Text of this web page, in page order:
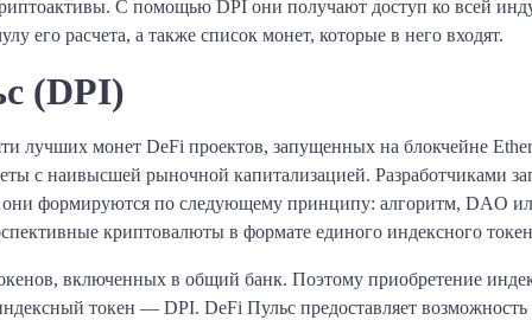
С помощью DPI они получают доступ ко всей
его расчета, а также список монет, которые в него входят.
(DPI)
лучших монет DeFi проектов, запущенных на блокчейне
с наивысшей рыночной капитализацией. Разработчиками
формируются по следующему принципу: алгоритм, DAO
криптовалюты в формате единого индексного
включенных в общий банк. Поэтому приобретение
токен — DPI. DeFi Пульс предоставляет возможность